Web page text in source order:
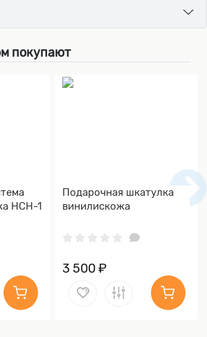
покупают
НСН-1
Подарочная шкатулка
винилискожа
3 500 ₽